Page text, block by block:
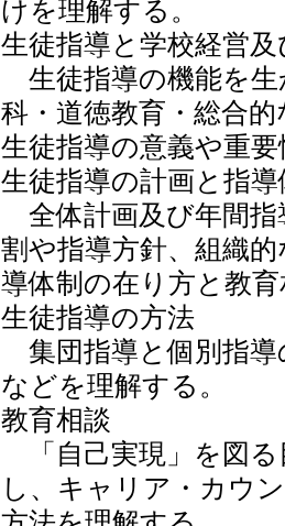
けを理解する。
生徒指導と学校経営
生徒指導の機能を生
科・道徳教育・総合
生徒指導の意義や重
生徒指導の計画と指導
全体計画及び年間指
割や指導方針、組織
導体制の在り方と教
生徒指導の方法
集団指導と個別指導
などを理解する。
教育相談
「自己実現」を図る
し、キャリア・カウ